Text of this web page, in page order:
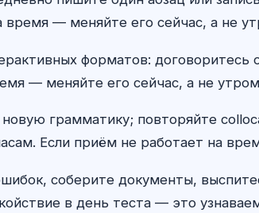
— меняйте его сейчас, а не
форматов:
— меняйте его сейчас, а не
грамматику; повторяйте
Если приём не работает на
соберите документы,
в день теста — это